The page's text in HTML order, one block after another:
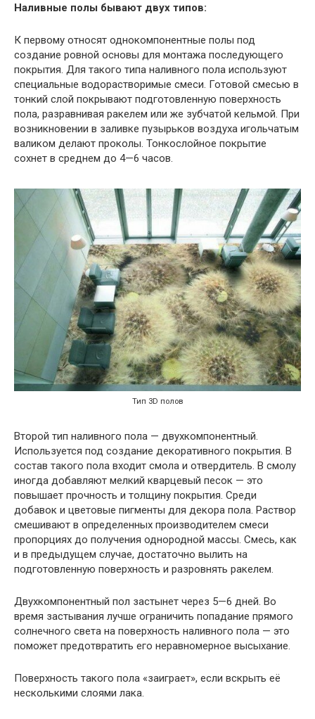
Наливные полы бывают двух типов:
К первому относят однокомпонентные полы под
создание ровной основы для монтажа последующего
покрытия. Для такого типа наливного пола используют
специальные водорастворимые смеси. Готовой смесью в
тонкий слой покрывают подготовленную поверхность
пола, разравнивая ракелем или же зубчатой кельмой. При
возникновении в заливке пузырьков воздуха игольчатым
валиком делают проколы. Тонкослойное покрытие
сохнет в среднем до 4—6 часов.
Тип 3D полов
Второй тип наливного пола — двухкомпонентный.
Используется под создание декоративного покрытия. В
состав такого пола входит смола и отвердитель. В смолу
иногда добавляют мелкий кварцевый песок — это
повышает прочность и толщину покрытия. Среди
добавок и цветовые пигменты для декора пола. Раствор
смешивают в определенных производителем смеси
пропорциях до получения однородной массы. Смесь, как
и в предыдущем случае, достаточно вылить на
подготовленную поверхность и разровнять ракелем.
Двухкомпонентный пол застынет через 5—6 дней. Во
время застывания лучше ограничить попадание прямого
солнечного света на поверхность наливного пола — это
поможет предотвратить его неравномерное высыхание.
Поверхность такого пола «заиграет», если вскрыть её
несколькими слоями лака.